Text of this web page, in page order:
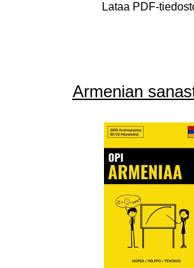
Lataa PDF-
Armenian